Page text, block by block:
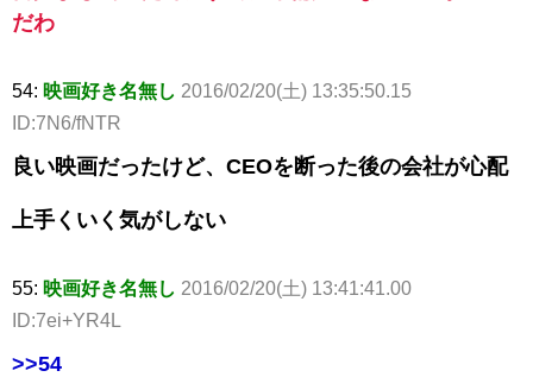
だわ
54: 映画好き名無し 2016/02/20(土) 13:35:50.15
ID:7N6/fNTR
良い映画だったけど、CEOを断った後の会社が心配
上手くいく気がしない
55: 映画好き名無し 2016/02/20(土) 13:41:41.00
ID:7ei+YR4L
>>54